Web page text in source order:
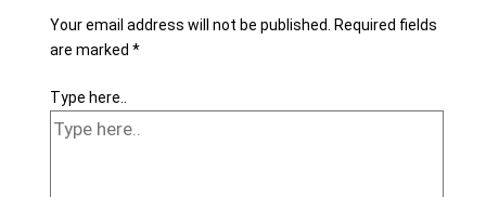
Your email address will not be published. Required fields
are marked *
Type here..